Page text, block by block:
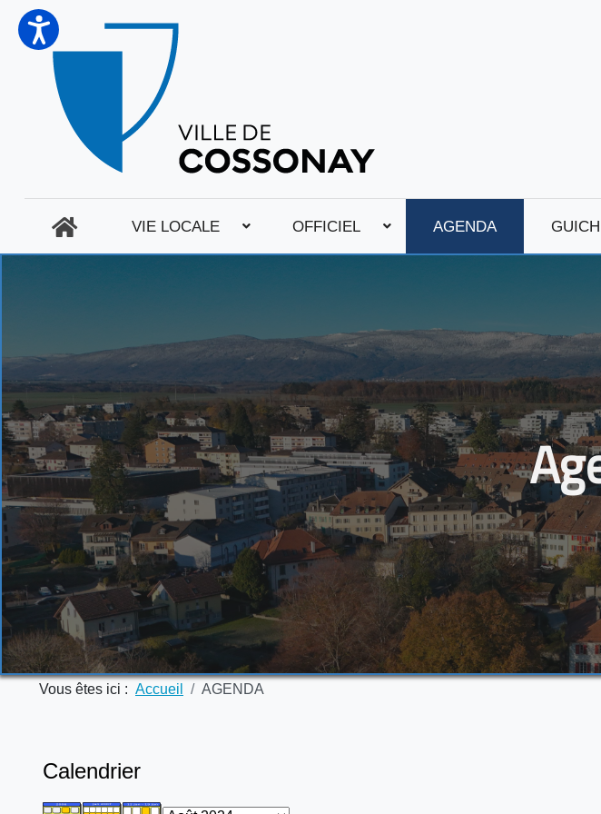
VIE LOCALE OFFICIEL AGENDA
Vous êtes ici : Accueil AGENDA
Calendrier